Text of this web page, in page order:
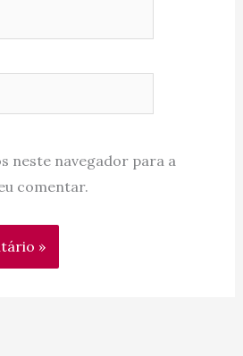
neste navegador para a
comentar.